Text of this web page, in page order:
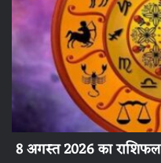
8 अगस्त 2026 का राशिफल